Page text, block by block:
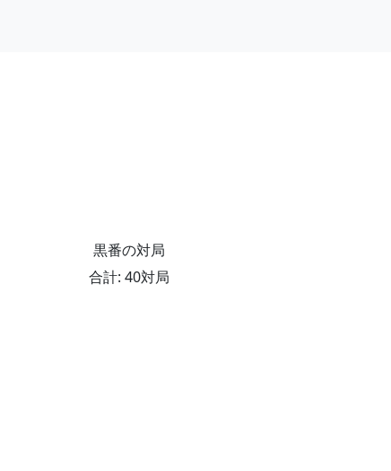
黒番の対局
合計: 40対局